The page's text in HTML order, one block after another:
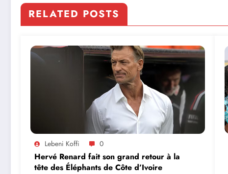
RELATED POSTS
Lebeni Koffi 0
Hervé Renard fait son grand retour à la
tête des Éléphants de Côte d’Ivoire